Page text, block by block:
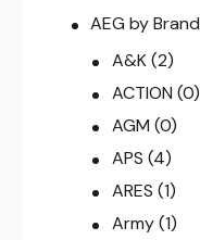
AEG by Brand
A&K (2)
ACTION (0)
AGM (0)
APS (4)
ARES (1)
Army (1)